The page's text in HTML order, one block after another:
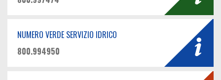
NUMERO VERDE SERVIZIO IDRICO
800.994950